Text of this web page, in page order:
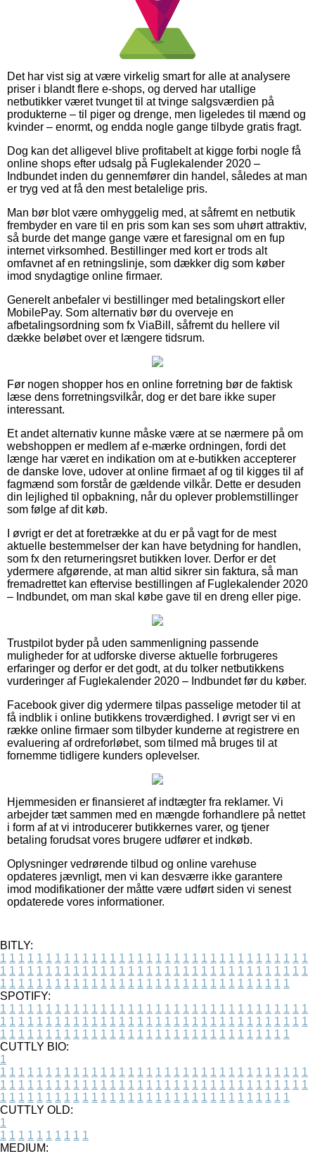
Det har vist sig at være virkelig smart for alle at analysere
priser i blandt flere e-shops, og derved har utallige
netbutikker været tvunget til at tvinge salgsværdien på
produkterne – til piger og drenge, men ligeledes til mænd og
kvinder – enormt, og endda nogle gange tilbyde gratis fragt.
Dog kan det alligevel blive profitabelt at kigge forbi nogle få
online shops efter udsalg på Fuglekalender 2020 –
Indbundet inden du gennemfører din handel, således at man
er tryg ved at få den mest betalelige pris.
Man bør blot være omhyggelig med, at såfremt en netbutik
frembyder en vare til en pris som kan ses som uhørt attraktiv,
så burde det mange gange være et faresignal om en fup
internet virksomhed. Bestillinger med kort er trods alt
omfavnet af en retningslinje, som dækker dig som køber
imod snydagtige online firmaer.
Generelt anbefaler vi bestillinger med betalingskort eller
MobilePay. Som alternativ bør du overveje en
afbetalingsordning som fx ViaBill, såfremt du hellere vil
dække beløbet over et længere tidsrum.
Før nogen shopper hos en online forretning bør de faktisk
læse dens forretningsvilkår, dog er det bare ikke super
interessant.
Et andet alternativ kunne måske være at se nærmere på om
webshoppen er medlem af e-mærke ordningen, fordi det
længe har været en indikation om at e-butikken accepterer
de danske love, udover at online firmaet af og til kigges til af
fagmænd som forstår de gældende vilkår. Dette er desuden
din lejlighed til opbakning, når du oplever problemstillinger
som følge af dit køb.
I øvrigt er det at foretrække at du er på vagt for de mest
aktuelle bestemmelser der kan have betydning for handlen,
som fx den returneringsret butikken lover. Derfor er det
ydermere afgørende, at man altid sikrer sin faktura, så man
fremadrettet kan eftervise bestillingen af Fuglekalender 2020
– Indbundet, om man skal købe gave til en dreng eller pige.
Trustpilot byder på uden sammenligning passende
muligheder for at udforske diverse aktuelle forbrugeres
erfaringer og derfor er det godt, at du tolker netbutikkens
vurderinger af Fuglekalender 2020 – Indbundet før du køber.
Facebook giver dig ydermere tilpas passelige metoder til at
få indblik i online butikkens troværdighed. I øvrigt ser vi en
række online firmaer som tilbyder kunderne at registrere en
evaluering af ordreforløbet, som tilmed må bruges til at
fornemme tidligere kunders oplevelser.
Hjemmesiden er finansieret af indtægter fra reklamer. Vi
arbejder tæt sammen med en mængde forhandlere på nettet
i form af at vi introducerer butikkernes varer, og tjener
betaling forudsat vores brugere udfører et indkøb.
Oplysninger vedrørende tilbud og online varehuse
opdateres jævnligt, men vi kan desværre ikke garantere
imod modifikationer der måtte være udført siden vi senest
opdaterede vores informationer.
BITLY:
1 1 1 1 1 1 1 1 1 1 1 1 1 1 1 1 1 1 1 1 1 1 1 1 1 1 1 1 1 1 1 1 1 1
1 1 1 1 1 1 1 1 1 1 1 1 1 1 1 1 1 1 1 1 1 1 1 1 1 1 1 1 1 1 1 1 1 1
1 1 1 1 1 1 1 1 1 1 1 1 1 1 1 1 1 1 1 1 1 1 1 1 1 1 1 1 1 1 1 1
SPOTIFY:
1 1 1 1 1 1 1 1 1 1 1 1 1 1 1 1 1 1 1 1 1 1 1 1 1 1 1 1 1 1 1 1 1 1
1 1 1 1 1 1 1 1 1 1 1 1 1 1 1 1 1 1 1 1 1 1 1 1 1 1 1 1 1 1 1 1 1 1
1 1 1 1 1 1 1 1 1 1 1 1 1 1 1 1 1 1 1 1 1 1 1 1 1 1 1 1 1 1 1 1
CUTTLY BIO:
1
1 1 1 1 1 1 1 1 1 1 1 1 1 1 1 1 1 1 1 1 1 1 1 1 1 1 1 1 1 1 1 1 1 1
1 1 1 1 1 1 1 1 1 1 1 1 1 1 1 1 1 1 1 1 1 1 1 1 1 1 1 1 1 1 1 1 1 1
1 1 1 1 1 1 1 1 1 1 1 1 1 1 1 1 1 1 1 1 1 1 1 1 1 1 1 1 1 1 1 1
CUTTLY OLD:
1
1 1 1 1 1 1 1 1 1 1
MEDIUM: